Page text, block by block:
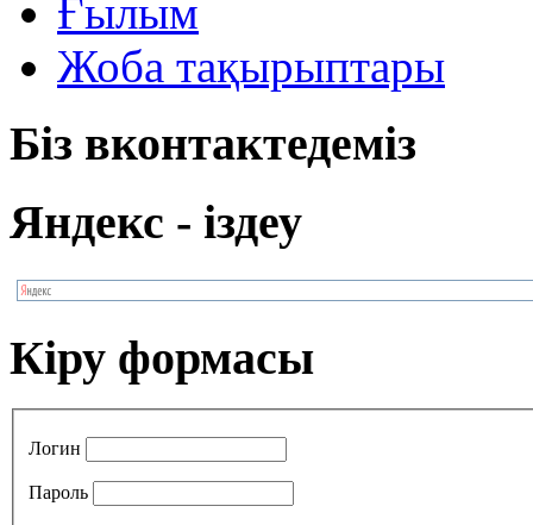
Ғылым
Жоба тақырыптары
Біз вконтактедеміз
Яндекс - іздеу
Кіру формасы
Логин
Пароль